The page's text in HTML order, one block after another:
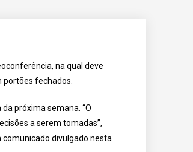
na qual deve
fechados.
próxima semana. “O
a serem tomadas”,
comunicado divulgado nesta